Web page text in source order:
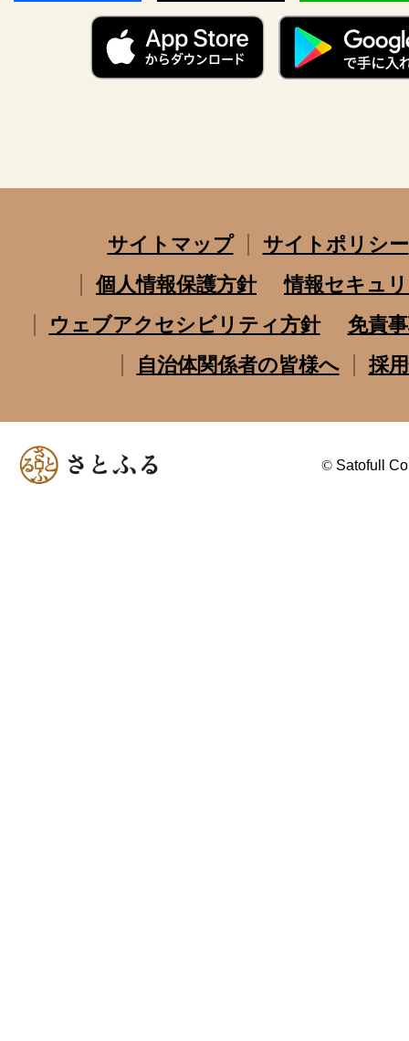
サイトマップ
サイトポリシー
個人情報保護方針
情報セキュ
ウェブアクセシビリティ方針
免責
自治体関係者の皆様へ
採
© Satofull